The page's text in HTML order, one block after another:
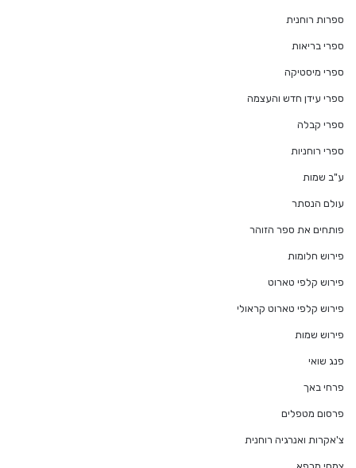
ספרות רוחנית
ספרי בריאות
ספרי מיסטיקה
ספרי עידן חדש והעצמה
ספרי קבלה
ספרי רוחניות
ע"ב שמות
עולם הנסתר
פותחים את ספר הזוהר
פירוש חלומות
פירוש קלפי טארוט
פירוש קלפי טארוט קראולי
פירוש שמות
פנג שואי
פרחי באך
פרסום מטפלים
צ'אקרות ואנרגיה רוחנית